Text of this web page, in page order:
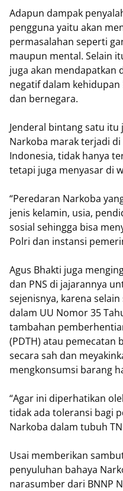
Adapun dampak
pengguna yaitu akan
permasalahan seperti
maupun mental. Selain
juga akan mendapatkan
negatif dalam
dan bernegara.
Jenderal bintang satu
Narkoba marak terjadi
Indonesia, tidak hanya
tetapi juga menyasar di
“Peredaran Narkoba
jenis kelamin, usia,
sosial sehingga bisa
Polri dan instansi
Agus Bhakti juga
dan PNS di jajarannya
sejenisnya, karena
dalam UU Nomor 35
tambahan
(PDTH) atau pemecatan
secara sah dan
mengkonsumsi barang
“Agar ini diperhatikan
tidak ada toleransi bagi
Narkoba dalam tubuh
Usai memberikan
penyuluhan bahaya
narasumber dari BNNP